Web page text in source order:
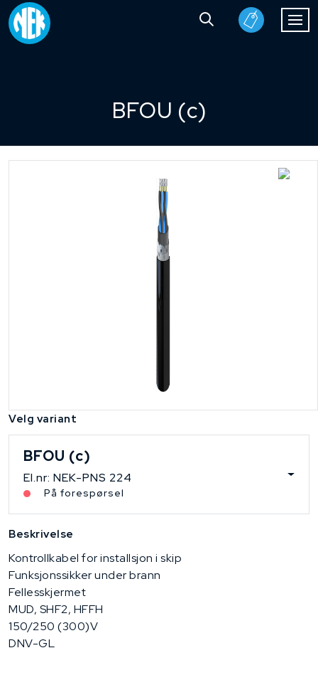
BFOU (c)
Velg variant
BFOU (c)
El.nr: NEK-PNS 224
På forespørsel
Beskrivelse
Kontrollkabel for installsjon i skip
Funksjonssikker under brann
Fellesskjermet
MUD, SHF2, HFFH
150/250 (300)V
DNV-GL